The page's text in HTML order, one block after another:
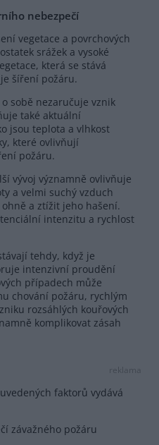
nebezpečí
vegetace a povrchových
srážek a vysoké
která se stává
šíření požáru.
sobě nezaručuje vznik
také aktuální
jsou teplota a vlhkost
které ovlivňují
požáru.
vývoj významně ovlivňuje
a velmi suchý vzduch
a ztížit jeho hašení.
intenzitu a rychlost
tehdy, když je
intenzivní proudění
případech může
chování požáru, rychlým
rozsáhlých kouřových
komplikovat zásah
reklama
faktorů vydává
závažného požáru